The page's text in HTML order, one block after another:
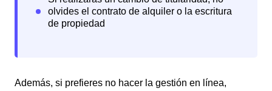
Además, si prefieres no hacer la gestión en línea,